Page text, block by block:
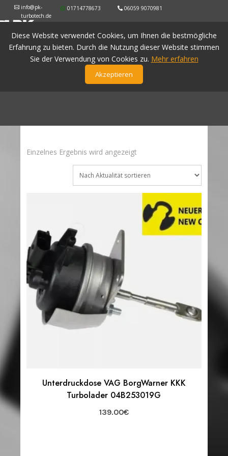
info@pk-
turbotech.de
Diese Website verwendet Cookies, um Ihnen die bestmögliche
Erfahrung zu bieten. Durch die Nutzung dieser Website stimmen
Sie der Verwendung von Cookies zu. Mehr erfahren
Akzeptieren
01714778673 06059 9070981
Einzelnes Ergebnis wird angezeigt
Unterdruckdose VAG BorgWarner KKK
Turbolader 04B253019G
139.00€